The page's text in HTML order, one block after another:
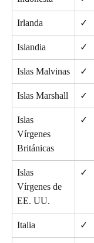
Irlanda ✓
Islandia ✓
Islas Malvinas ✓
Islas Marshall ✓
Islas
Vírgenes
Británicas
✓
Islas
Vírgenes de
EE. UU.
✓
Italia ✓